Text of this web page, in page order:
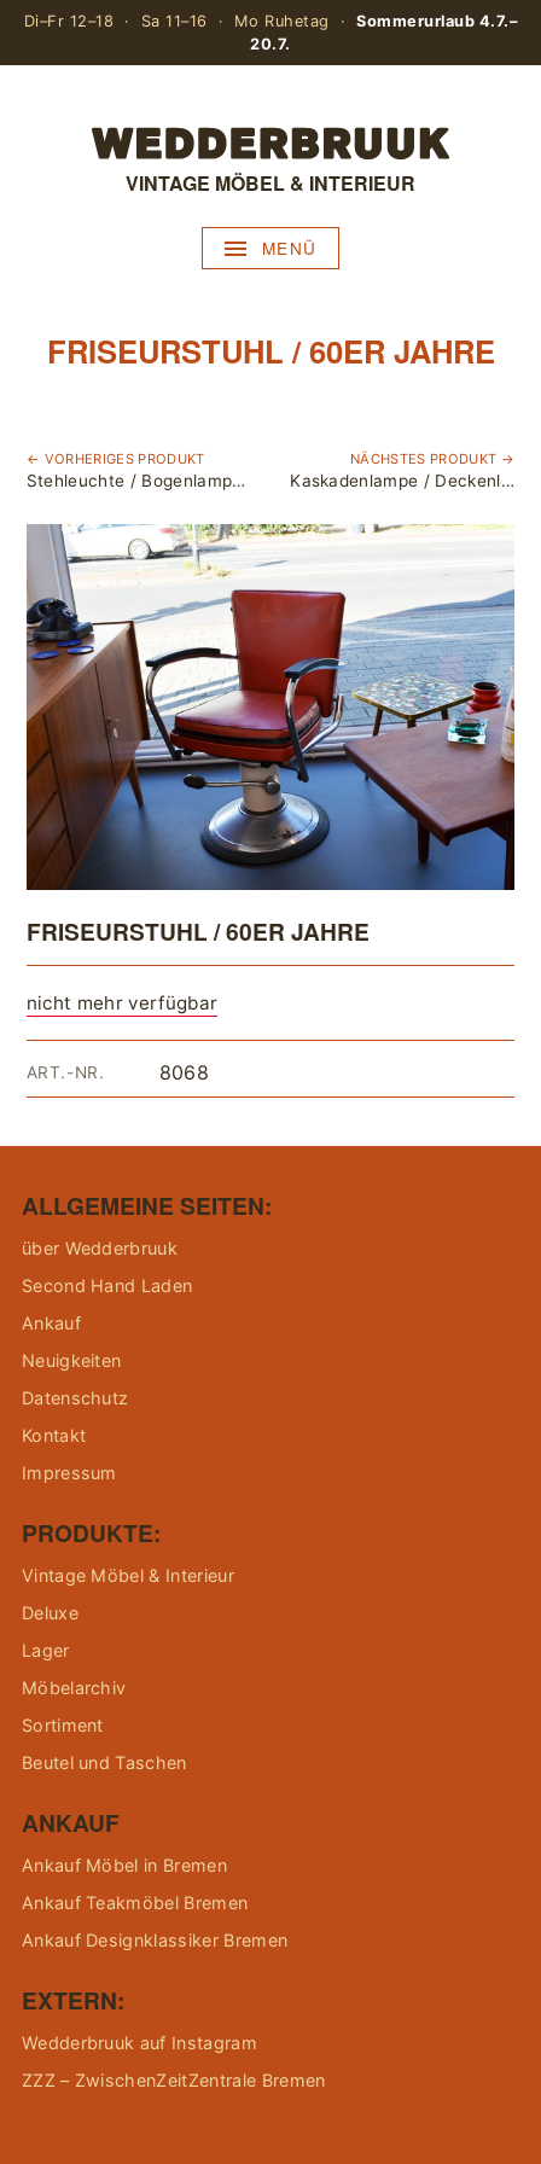
Di–Fr 12–18 · Sa 11–16 · Mo Ruhetag ·Sommerurlaub 4.7.–
20.7.
VINTAGE MÖBEL & INTERIEUR
MENÜ
FRISEURSTUHL / 60ER JAHRE
← VORHERIGES PRODUKT
Stehleuchte / Bogenlampe / Chrom
NÄCHSTES PRODUKT →
Kaskadenlampe / Deckenlampe
FRISEURSTUHL / 60ER JAHRE
nicht mehr verfügbar
ART.-NR. 8068
ALLGEMEINE SEITEN:
über Wedderbruuk
Second Hand Laden
Ankauf
Neuigkeiten
Datenschutz
Kontakt
Impressum
PRODUKTE:
Vintage Möbel & Interieur
Deluxe
Lager
Möbelarchiv
Sortiment
Beutel und Taschen
ANKAUF
Ankauf Möbel in Bremen
Ankauf Teakmöbel Bremen
Ankauf Designklassiker Bremen
EXTERN:
Wedderbruuk auf Instagram
ZZZ – ZwischenZeitZentrale Bremen